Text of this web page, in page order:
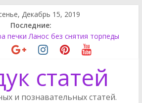
Декабрь 15, 2019
Последние:
фонарь
печки Ланос без снятия торпеды
стеклоподъемник
не штатной магнитолы
замена топливного фильтра
статей
и познавательных статей.